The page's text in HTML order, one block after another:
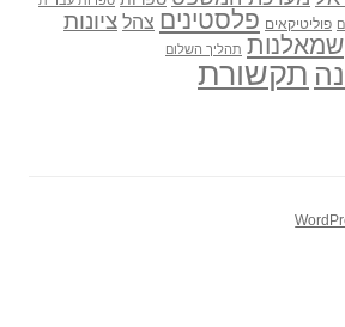
פוליטיקאים פלסטינים צהל ציונות
שמאלנות תהליך השלום
תקשורת